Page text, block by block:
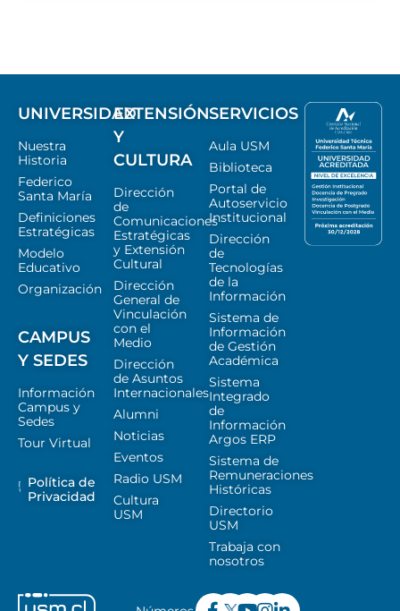
UNIVERSIDAD
Nuestra
Historia
Federico
Santa María
Definiciones
Estratégicas
Modelo
Educativo
Organización
CAMPUS
Y SEDES
Información
Campus y
Sedes
Tour Virtual
Política de
Privacidad
EXTENSIÓN
Y
CULTURA
Dirección
de
Comunicaciones
Estratégicas
y Extensión
Cultural
Dirección
General de
Vinculación
con el
Medio
Dirección
de Asuntos
Internacionales
Alumni
Noticias
Eventos
Radio USM
Cultura
USM
SERVICIOS
Aula USM
Biblioteca
Portal de
Autoservicio
Institucional
Dirección
de
Tecnologías
de la
Información
Sistema de
Información
de Gestión
Académica
Sistema
Integrado
de
Información
Argos ERP
Sistema de
Remuneraciones
Históricas
Directorio
USM
Trabaja con
nosotros